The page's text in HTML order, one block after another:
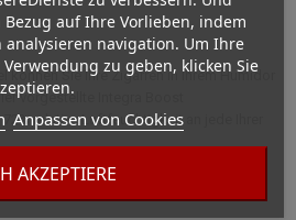
auf Ihre Vorlieben, indem
analysieren navigation. Um Ihre
zu geben, klicken Sie
Anpassen von Cookies
AKZEPTIERE
können Sie Ihre Zigarren in Ihrem Humidor
vorgestellte Integra Boost
relative Luftfeuchtigkeit an jede Ihrer